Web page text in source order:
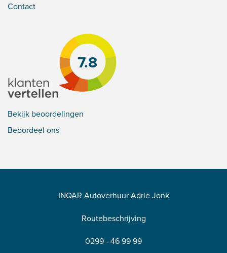
Contact
7.8
Bekijk beoordelingen
Beoordeel ons
INQAR Autoverhuur Adrie Jonk
Routebeschrijving
0299 - 46 99 99